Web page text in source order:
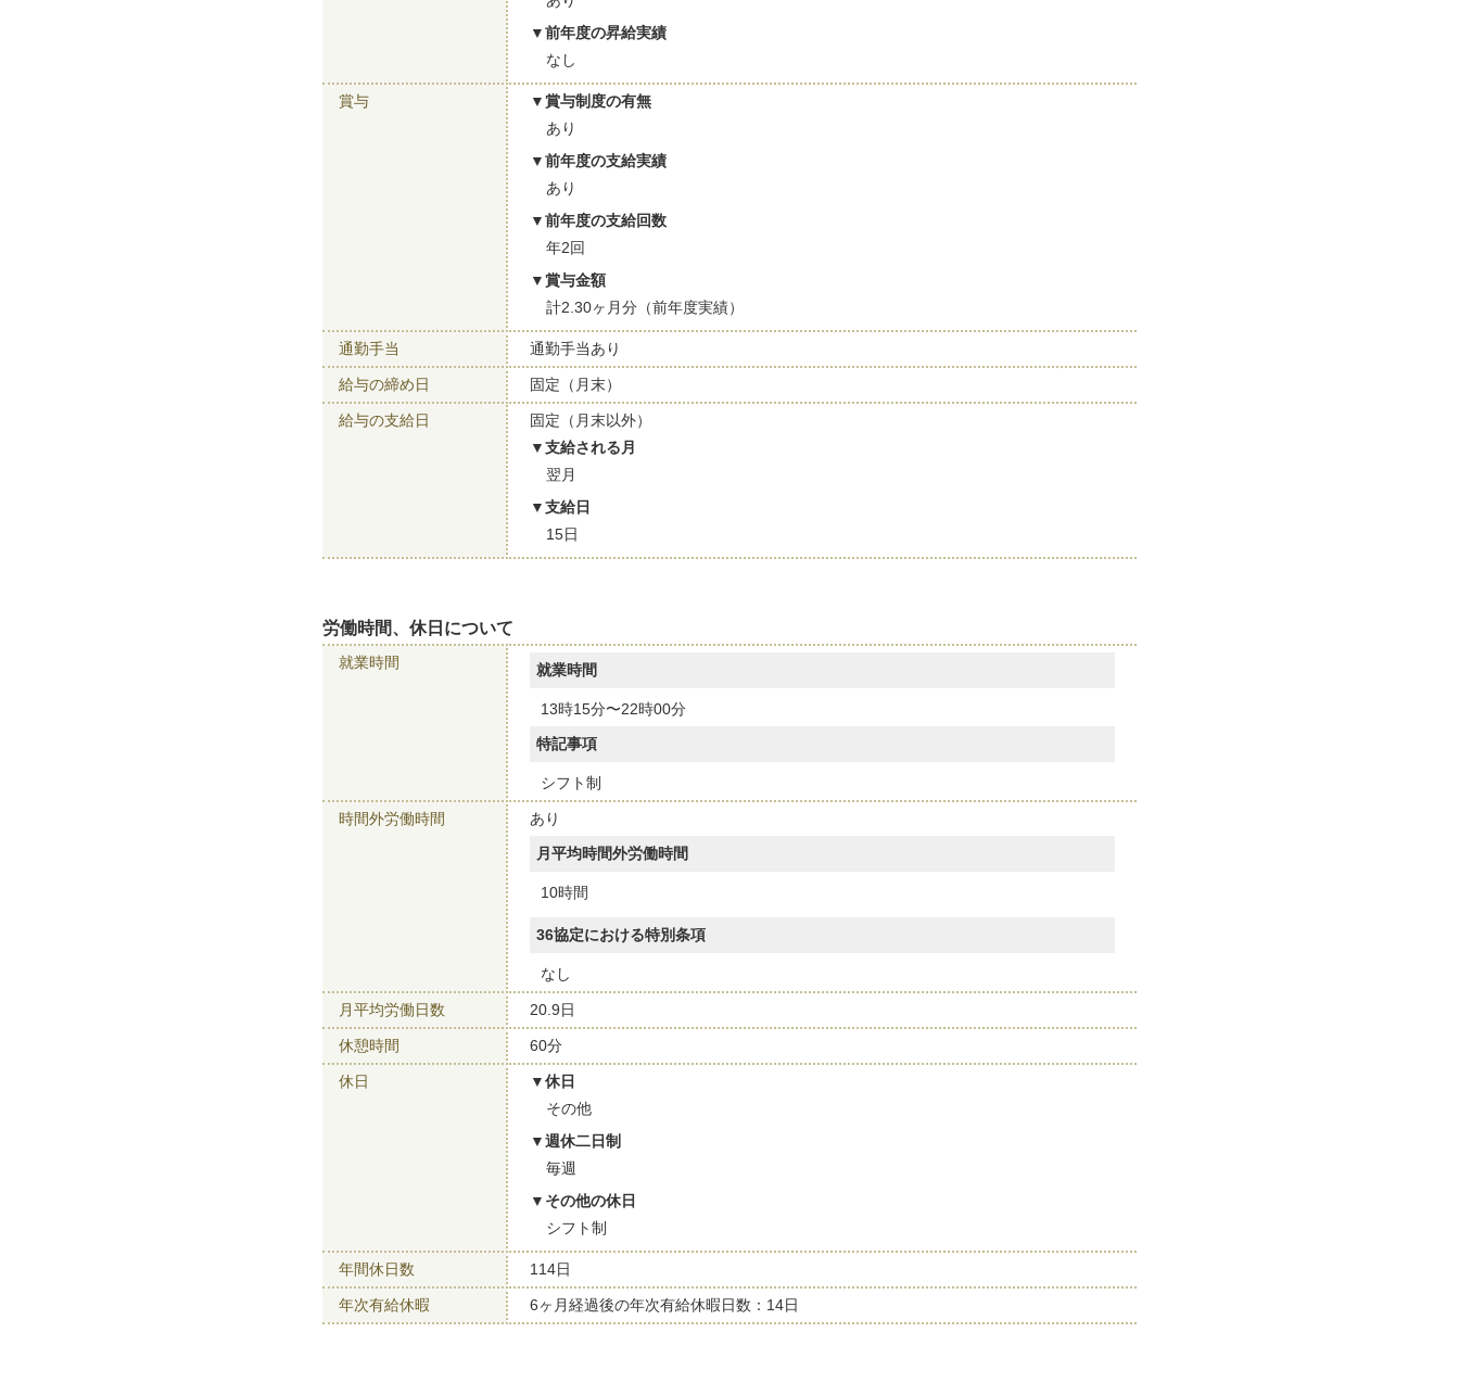
前年度の昇給実績
なし
賞与
賞与制度の有無
あり
前年度の支給実績
あり
前年度の支給回数
年2回
賞与金額
計2.30ヶ月分（前年度実績）
通勤手当 通勤手当あり
給与の締め日 固定（月末）
給与の支給日
固定（月末以外）
支給される月
翌月
支給日
15日
労働時間、休日について
就業時間 就業時間
13時15分〜22時00分
特記事項
シフト制
時間外労働時間
あり
月平均時間外労働時間
10時間
36協定における特別条項
なし
月平均労働日数 20.9日
休憩時間 60分
休日
休日
その他
週休二日制
毎週
その他の休日
シフト制
年間休日数 114日
年次有給休暇 6ヶ月経過後の年次有給休暇日数：14日